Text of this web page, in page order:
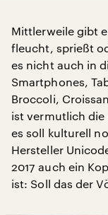
Mittlerweile gibt
fleucht, sprießt
es nicht auch in
Smartphones,
Broccoli,
ist vermutlich die
es soll kulturell
Hersteller
2017 auch ein
ist: Soll das der